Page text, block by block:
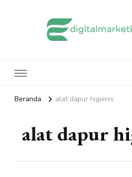
Beranda alat dapur higienis
alat dapur